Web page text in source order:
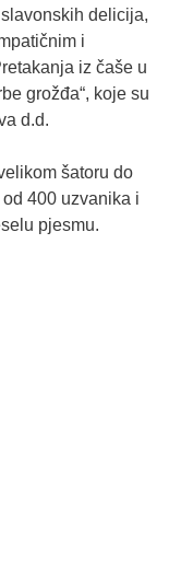
delicija,
i
iz čaše u
grožđa“, koje su
d.d.
šatoru do
400 uzvanika i
pjesmu.